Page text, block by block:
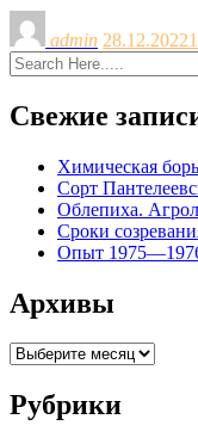
admin 28.12.2022
Свежие
Химическая
Сорт
Облепиха.
Сроки
Опыт
Архивы
Архивы
Рубрики